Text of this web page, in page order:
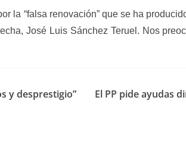
la “falsa renovación” que se ha
José Luis Sánchez Teruel. Nos
y desprestigio”
El PP pide ayudas